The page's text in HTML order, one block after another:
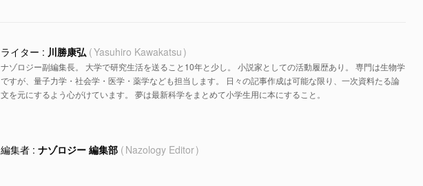
川勝康弘 Yasuhiro Kawakatsu
ナゾロジー副編集長。 大学で研究生活を送ること10年と少し。 小説家としての活動履歴あり。 専門は生物学
ですが、量子力学・社会学・医学・薬学なども担当します。 日々の記事作成は可能な限り、一次資料たる論
文を元にするよう心がけています。 夢は最新科学をまとめて小学生用に本にすること。
ナゾロジー 編集部 Nazology Editor